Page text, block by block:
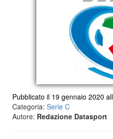
Pubblicato il 19 gennaio 2020
Categoria: Serie C
Autore: Redazione Datasport